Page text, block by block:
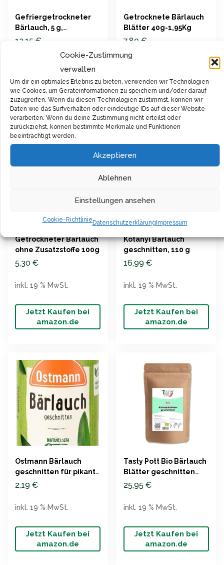
Cookie-Zustimmung
verwalten
Um dir ein optimales Erlebnis zu bieten, verwenden wir Technologien
wie Cookies, um Geräteinformationen zu speichern und/oder darauf
zuzugreifen. Wenn du diesen Technologien zustimmst, können wir
Daten wie das Surfverhalten oder eindeutige IDs auf dieser Website
verarbeiten. Wenn du deine Zustimmung nicht erteilst oder
zurückziehst, können bestimmte Merkmale und Funktionen
beeinträchtigt werden.
Akzeptieren
Ablehnen
Einstellungen ansehen
Cookie-RichtlinieDatenschutzerklärung Impressum
Filter
Gefriergetrockneter
Bärlauch, 5 g,
Gewürzamt
12,15 €
Jetzt Kaufen bei
amazon.de
Getrocknete Bärlauch
Blätter 40g-1,95Kg
7,80 €
Jetzt Kaufen bei
amazon.de
Getrockneter Bärlauch
ohne Zusatzstoffe 100g
5,30 €
Jetzt Kaufen bei
amazon.de
inkl. 19 % MwSt.
Kotanyi Bärlauch
geschnitten, 110 g
16,99 €
Jetzt Kaufen bei
amazon.de
inkl. 19 % MwSt.
Ostmann Bärlauch
geschnitten für pikante
Gerichte
2,19 €
Jetzt Kaufen bei
amazon.de
inkl. 19 % MwSt.
Tasty Pott Bio Bärlauch
Blätter geschnitten
500g
25,95 €
Jetzt Kaufen bei
amazon.de
inkl. 19 % MwSt.